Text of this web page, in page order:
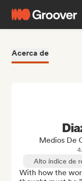
Acerca de
Medios De
Alto índice de
With how the